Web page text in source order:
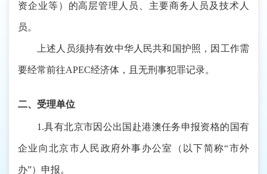
资企业等）的高层管理人员、主要商务人员及技术人
员。
上述人员须持有效中华人民共和国护照，因工作需
要经常前往APEC经济体，且无刑事犯罪记录。
二、受理单位
1.具有北京市因公出国赴港澳任务申报资格的国有
企业向北京市人民政府外事办公室（以下简称“市外
办”）申报。